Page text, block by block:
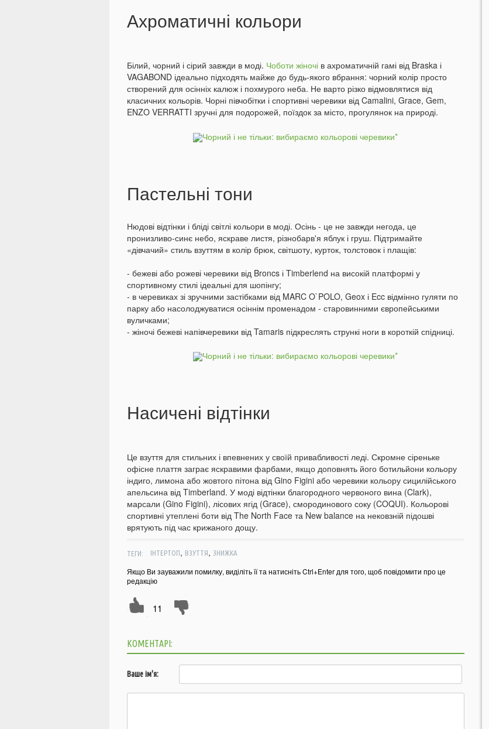
Ахроматичні кольори
Білий, чорний і сірий завжди в моді. Чоботи жіночі в ахроматичній гамі від Braska і
VAGABOND ідеально підходять майже до будь-якого вбрання: чорний колір просто
створений для осінніх калюж і похмурого неба. Не варто різко відмовлятися від
класичних кольорів. Чорні півчобітки і спортивні черевики від Camalini, Grace, Gem,
ENZO VERRATTI зручні для подорожей, поїздок за місто, прогулянок на природі.
Пастельні тони
Нюдові відтінки і бліді світлі кольори в моді. Осінь - це не завжди негода, це
пронизливо-синє небо, яскраве листя, різнобарв'я яблук і груш. Підтримайте
«дівчачий» стиль взуттям в колір брюк, світшоту, курток, толстовок і плащів:
- бежеві або рожеві черевики від Broncs і Timberlend на високій платформі у
спортивному стилі ідеальні для шопінгу;
- в черевиках зі зручними застібками від MARC O`POLO, Geox і Ecc відмінно гуляти по
парку або насолоджуватися осіннім променадом - старовинними європейськими
вуличками;
- жіночі бежеві напівчеревики від Tamaris підкреслять стрункі ноги в короткій спідниці.
Насичені відтінки
Це взуття для стильних і впевнених у своїй привабливості леді. Скромне сіреньке
офісне плаття заграє яскравими фарбами, якщо доповнять його ботильйони кольору
індиго, лимона або жовтого пітона від Gino Figini або черевики кольору сицилійського
апельсина від Timberland. У моді відтінки благородного червоного вина (Clark),
марсали (Gino Figini), лісових ягід (Grace), смородинового соку (COQUI). Кольорові
спортивні утеплені боти від The North Face та New balance на нековзній підошві
врятують під час крижаного дощу.
ТЕГИ: ІНТЕРТОП, ВЗУТТЯ, ЗНИЖКА
Якщо Ви зауважили помилку, виділіть її та натисніть Ctrl+Enter для того, щоб повідомити про це
редакцію
11
КОМЕНТАРІ:
Ваше ім'я: